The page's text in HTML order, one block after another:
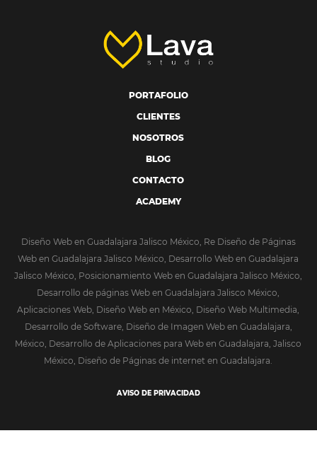
PORTAFOLIO
CLIENTES
NOSOTROS
BLOG
CONTACTO
ACADEMY
Diseño Web en Guadalajara Jalisco México, Re Diseño de Páginas
Web en Guadalajara Jalisco México, Desarrollo Web en Guadalajara
Jalisco México, Posicionamiento Web en Guadalajara Jalisco México,
Desarrollo de páginas Web en Guadalajara Jalisco México,
Aplicaciones Web, Diseño Web en México, Diseño Web Multimedia,
Desarrollo de Software, Diseño de Imagen Web en Guadalajara,
México, Desarrollo de Aplicaciones para Web en Guadalajara, Jalisco
México, Diseño de Páginas de internet en Guadalajara.
AVISO DE PRIVACIDAD